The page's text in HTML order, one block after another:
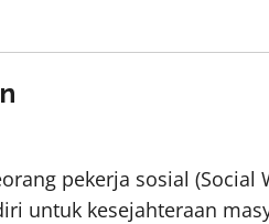
pekerja sosial (Social
untuk kesejahteraan